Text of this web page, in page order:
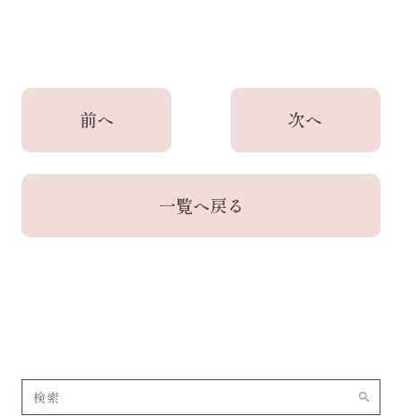
前へ
一覧へ戻る
次へ
search